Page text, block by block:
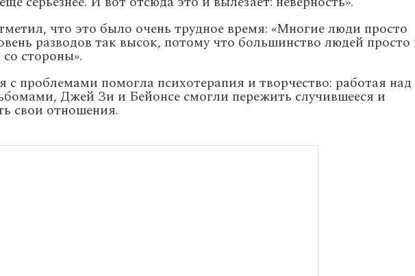
что это было очень трудное время: «Многие люди просто
разводов так высок, потому что большинство людей просто
стороны».
с проблемами помогла психотерапия и творчество: работая над
Джей Зи и Бейонсе смогли пережить случившееся и
свои отношения.